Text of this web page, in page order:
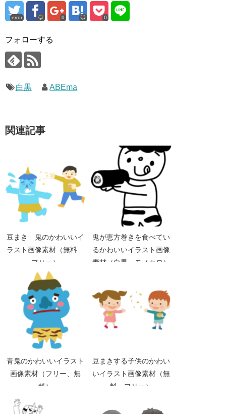
error 0 0
フォローする
白黒 ABEma
関連記事
豆まき 鬼のかわいいイ
ラスト画像素材（無料
フリー）
鬼が恵方巻きを食べてい
るかわいいイラスト画像
素材（白黒 モノクロ）
青鬼のかわいいイラスト
画像素材（フリー、無
料）
豆まきする子供のかわい
いイラスト画像素材（無
料 フリー）